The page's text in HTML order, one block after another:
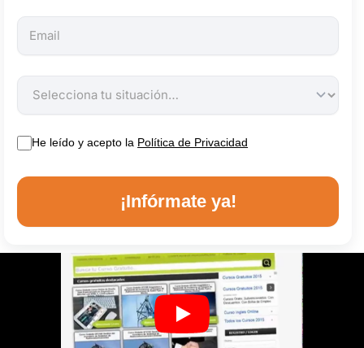
He leído y acepto la Política de Privacidad
¡Infórmate ya!